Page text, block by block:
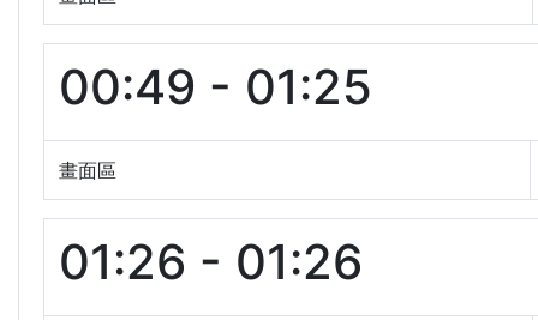
00:49 - 01:25
畫面區
01:26 - 01:26